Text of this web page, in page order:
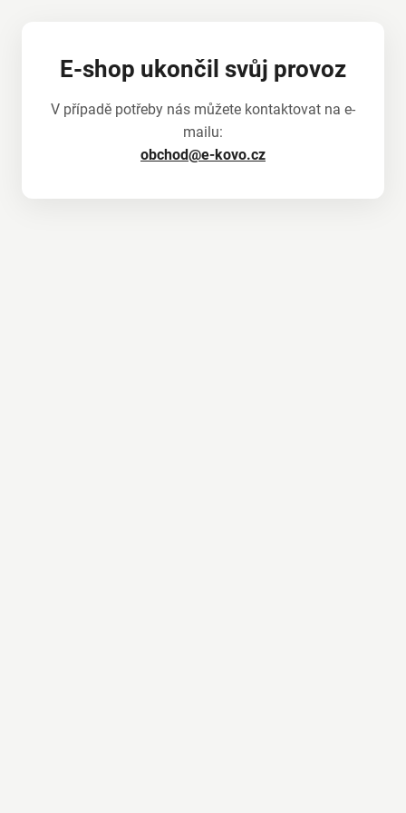
E-shop ukončil svůj provoz
V případě potřeby nás můžete kontaktovat na e-
mailu:
obchod@e-kovo.cz